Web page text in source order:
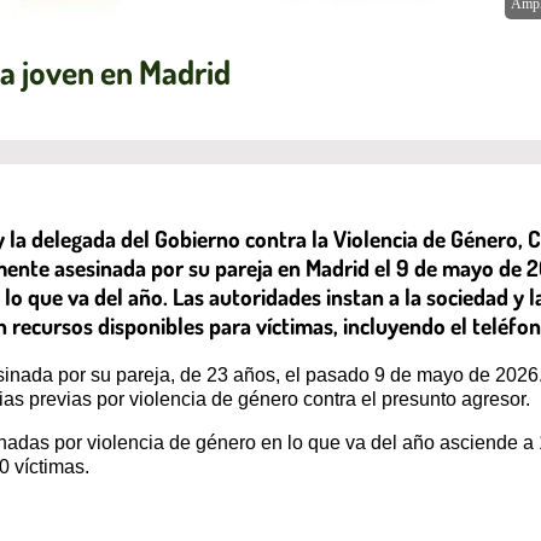
joven en Madrid
delegada del Gobierno contra la Violencia de Género,
asesinada por su pareja en Madrid el 9 de mayo de
que va del año. Las autoridades instan a la sociedad
disponibles para víctimas, incluyendo el
por su pareja, de 23 años, el pasado 9 de mayo de
previas por violencia de género contra el presunto agresor.
por violencia de género en lo que va del año asciende
víctimas.